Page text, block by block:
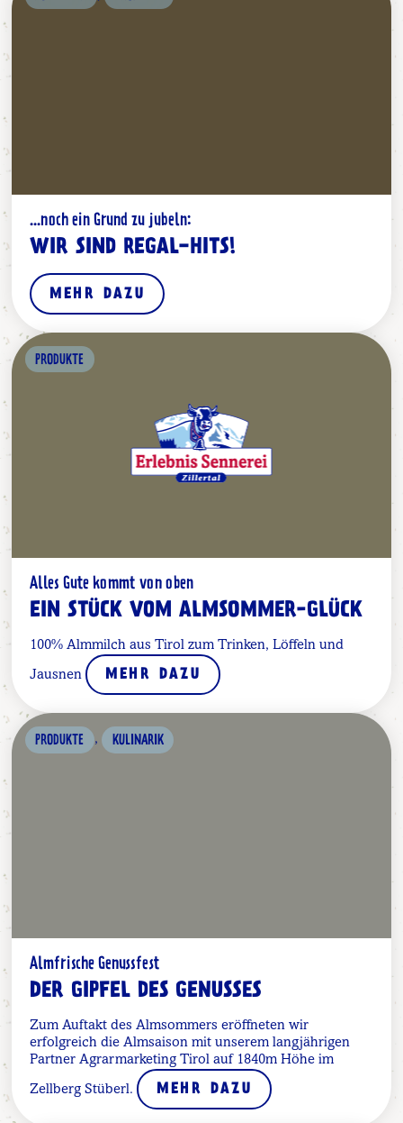
...noch ein Grund zu jubeln:
WIR SIND REGAL-HITS!
MEHR DAZU
PRODUKTE
Alles Gute kommt von oben
EIN STÜCK VOM ALMSOMMER-GLÜCK
100% Almmilch aus Tirol zum Trinken, Löffeln und
Jausnen MEHR DAZU
PRODUKTE , KULINARIK
Almfrische Genussfest
DER GIPFEL DES GENUSSES
Zum Auftakt des Almsommers eröffneten wir
erfolgreich die Almsaison mit unserem langjährigen
Partner Agrarmarketing Tirol auf 1840m Höhe im
Zellberg Stüberl. MEHR DAZU